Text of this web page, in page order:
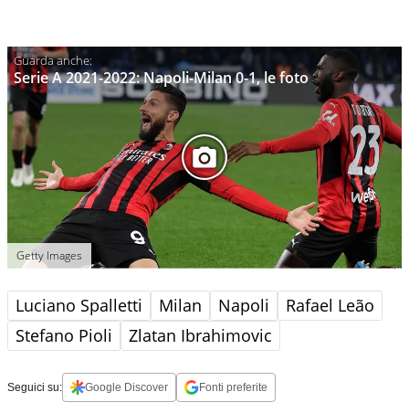
Serie A 2021-2022: Napoli-Milan 0-1, le foto
Getty Images
Luciano Spalletti Milan Napoli
Rafael Leão
Stefano Pioli
Zlatan Ibrahimovic
Seguici su: Google Discover Fonti preferite